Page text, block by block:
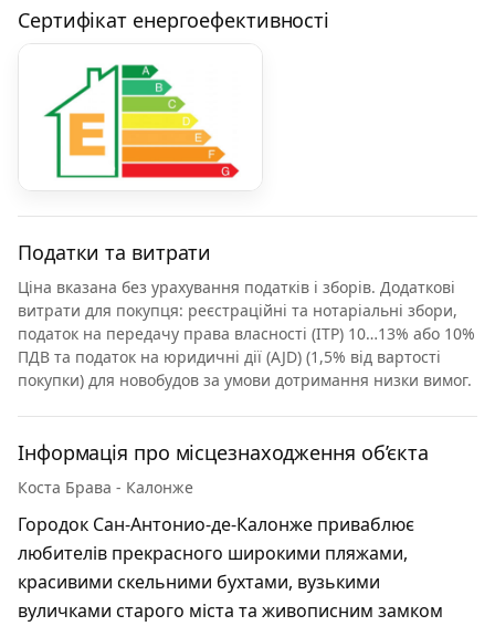
Сертифікат енергоефективності
Податки та витрати
Ціна вказана без урахування податків і зборів. Додаткові
витрати для покупця: реєстраційні та нотаріальні збори,
податок на передачу права власності (ITP) 10…13% або 10%
ПДВ та податок на юридичні дії (AJD) (1,5% від вартості
покупки) для новобудов за умови дотримання низки вимог.
Інформація про місцезнаходження об’єкта
Коста Брава - Калонже
Городок Сан-Антонио-де-Калонже приваблює
любителів прекрасного широкими пляжами,
красивими скельними бухтами, вузькими
вуличками старого міста та живописним замком